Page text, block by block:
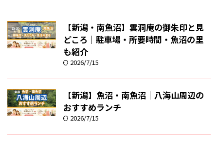
【新潟・南魚沼】雲洞庵の御朱印と見
どころ｜駐車場・所要時間・魚沼の里
も紹介
2026/7/15
【新潟】魚沼・南魚沼｜八海山周辺の
おすすめランチ
2026/7/15